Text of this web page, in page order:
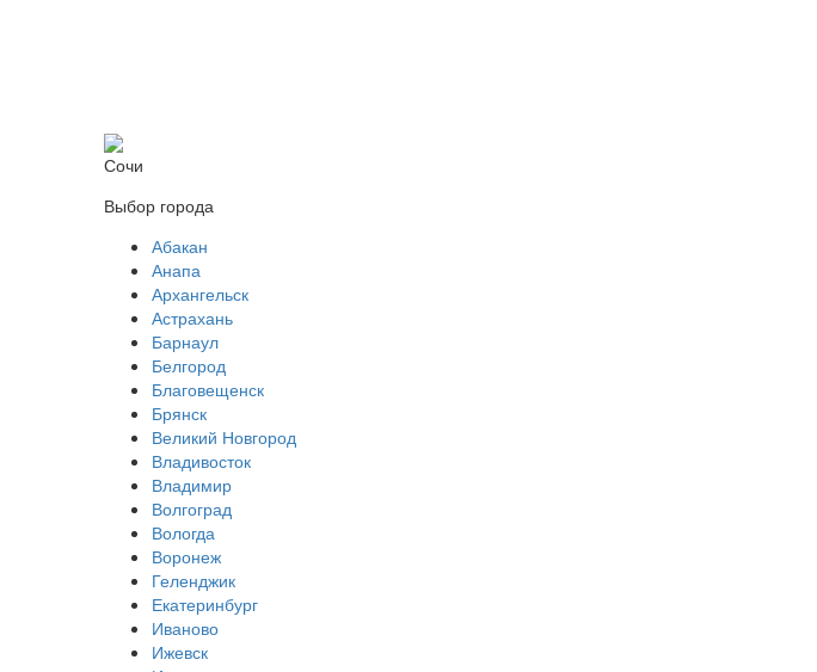
Сочи
Выбор города
Абакан
Анапа
Архангельск
Астрахань
Барнаул
Белгород
Благовещенск
Брянск
Великий Новгород
Владивосток
Владимир
Волгоград
Вологда
Воронеж
Геленджик
Екатеринбург
Иваново
Ижевск